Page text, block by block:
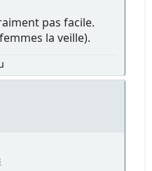
pas facile.
la veille).